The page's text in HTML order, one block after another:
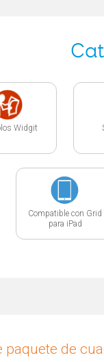
Widgit
Compatible con Grid
para iPad
paquete de